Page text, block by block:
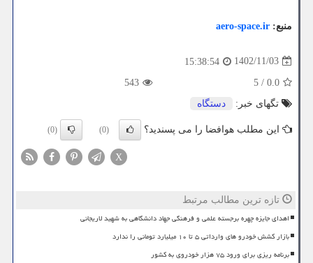
منبع: aero-space.ir
1402/11/03
15:38:54
0.0
/
5
543
تگهای خبر:
دستگاه
این مطلب هوافضا را می پسندید؟ (0)
(0)
X
تازه ترین مطالب مرتبط
اهدای جایزه چهره برجسته علمی و فرهنگی جهاد دانشگاهی به شهید لاریجانی
بازار کشش خودرو های وارداتی ۵ تا ۱۰ میلیارد تومانی را ندارد
برنامه ریزی برای ورود ۷۵ هزار خودروی به کشور